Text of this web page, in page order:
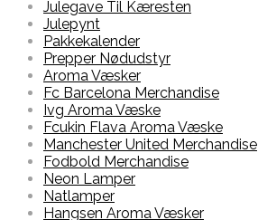
Julegave Til Kæresten
Julepynt
Pakkekalender
Prepper Nødudstyr
Aroma Væsker
Fc Barcelona Merchandise
Ivg Aroma Væske
Fcukin Flava Aroma Væske
Manchester United Merchandise
Fodbold Merchandise
Neon Lamper
Natlamper
Hangsen Aroma Væsker